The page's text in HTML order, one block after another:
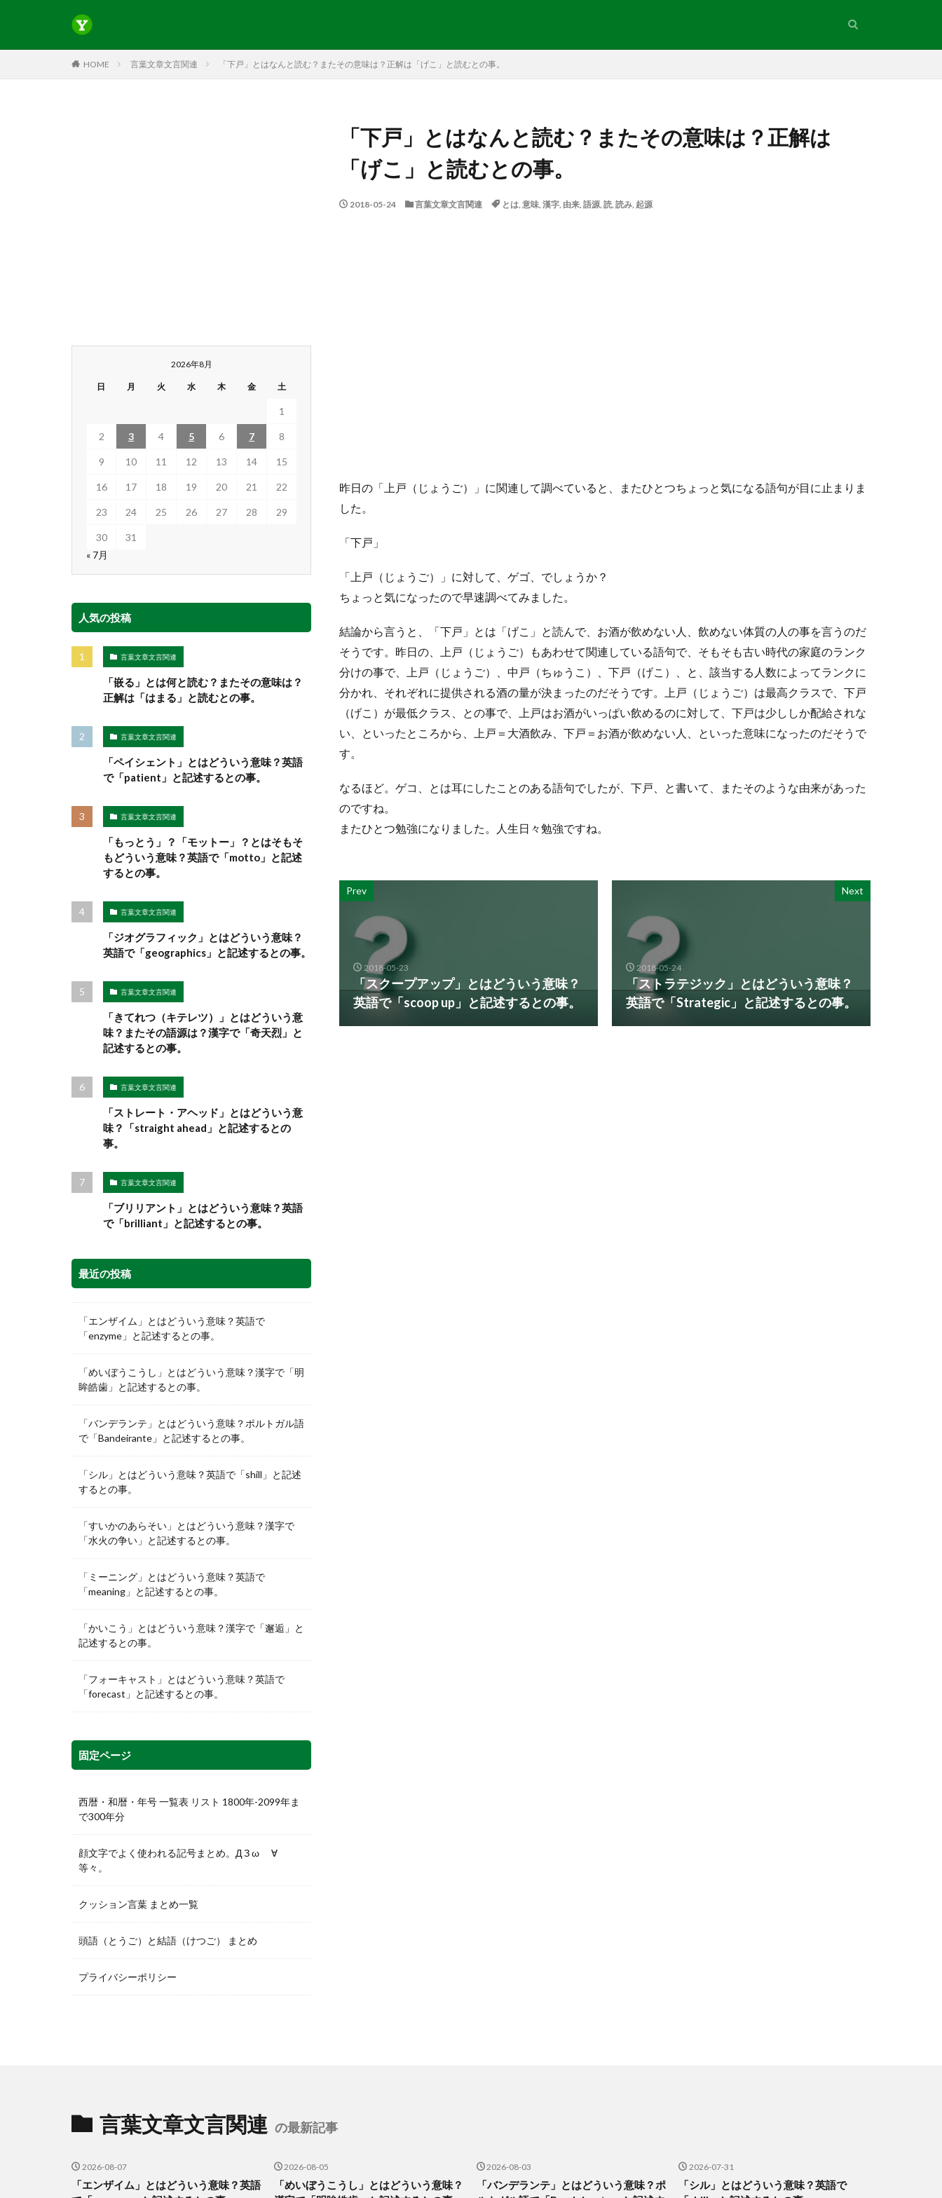
HOME 言葉文章文言関連 「下戸」とはなんと読む？またその意味は？正解は「げこ」と読むとの事。
「下戸」とはなんと読む？またその意味は？正解は
「げこ」と読むとの事。
2018-05-24 言葉文章文言関連 とは, 意味, 漢字, 由来, 語源, 読, 読み, 起源
昨日の「上戸（じょうご）」に関連して調べていると、またひとつちょっと気になる語句が目に止まりま
した。
「下戸」
「上戸（じょうご）」に対して、ゲゴ、でしょうか？
ちょっと気になったので早速調べてみました。
結論から言うと、「下戸」とは「げこ」と読んで、お酒が飲めない人、飲めない体質の人の事を言うのだ
そうです。昨日の、上戸（じょうご）もあわせて関連している語句で、そもそも古い時代の家庭のランク
分けの事で、上戸（じょうご）、中戸（ちゅうこ）、下戸（げこ）、と、該当する人数によってランクに
分かれ、それぞれに提供される酒の量が決まったのだそうです。上戸（じょうご）は最高クラスで、下戸
（げこ）が最低クラス、との事で、上戸はお酒がいっぱい飲めるのに対して、下戸は少ししか配給されな
い、といったところから、上戸＝大酒飲み、下戸＝お酒が飲めない人、といった意味になったのだそうで
す。
なるほど。ゲコ、とは耳にしたことのある語句でしたが、下戸、と書いて、またそのような由来があった
のですね。
またひとつ勉強になりました。人生日々勉強ですね。
Prev
2018-05-23
「スクープアップ」とはどういう意味？
英語で「scoop up」と記述するとの事。
Next
2018-05-24
「ストラテジック」とはどういう意味？
英語で「Strategic」と記述するとの事。
2026年8月
日 月 火 水 木 金 土
1
2 3 4 5 6 7 8
9 10 11 12 13 14 15
16 17 18 19 20 21 22
23 24 25 26 27 28 29
30
31
« 7月
人気の投稿
言葉文章文言関連
「嵌る」とは何と読む？またその意味は？
正解は「はまる」と読むとの事。
言葉文章文言関連
「ペイシェント」とはどういう意味？英語
で「patient」と記述するとの事。
言葉文章文言関連
「もっとう」？「モットー」？とはそもそ
もどういう意味？英語で「motto」と記述
するとの事。
言葉文章文言関連
「ジオグラフィック」とはどういう意味？
英語で「geographics」と記述するとの事。
言葉文章文言関連
「きてれつ（キテレツ）」とはどういう意
味？またその語源は？漢字で「奇天烈」と
記述するとの事。
言葉文章文言関連
「ストレート・アヘッド」とはどういう意
味？「straight ahead」と記述するとの
事。
言葉文章文言関連
「ブリリアント」とはどういう意味？英語
で「brilliant」と記述するとの事。
最近の投稿
「エンザイム」とはどういう意味？英語で
「enzyme」と記述するとの事。
「めいぼうこうし」とはどういう意味？漢字で「明
眸皓歯」と記述するとの事。
「バンデランテ」とはどういう意味？ポルトガル語
で「Bandeirante」と記述するとの事。
「シル」とはどういう意味？英語で「shill」と記述
するとの事。
「すいかのあらそい」とはどういう意味？漢字で
「水火の争い」と記述するとの事。
「ミーニング」とはどういう意味？英語で
「meaning」と記述するとの事。
「かいこう」とはどういう意味？漢字で「邂逅」と
記述するとの事。
「フォーキャスト」とはどういう意味？英語で
「forecast」と記述するとの事。
固定ページ
西暦・和暦・年号 一覧表 リスト 1800年-2099年ま
で300年分
顔文字でよく使われる記号まとめ。Д З ω ゞ∀
等々。
クッション言葉 まとめ一覧
頭語（とうご）と結語（けつご） まとめ
プライバシーポリシー
言葉文章文言関連 の最新記事
2026-08-07
「エンザイム」とはどういう意味？英語
2026-08-05
「めいぼうこうし」とはどういう意味？
2026-08-03
「バンデランテ」とはどういう意味？ポ
2026-07-31
「シル」とはどういう意味？英語で